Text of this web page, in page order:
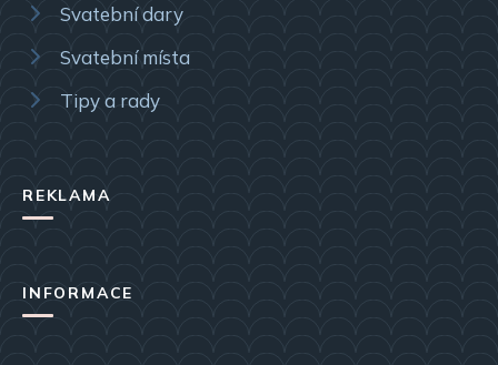
Svatební dary
Svatební místa
Tipy a rady
REKLAMA
INFORMACE